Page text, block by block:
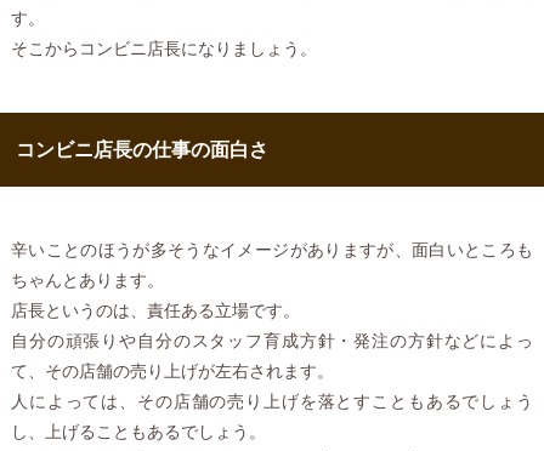
す。
そこからコンビニ店長になりましょう。
コンビニ店長の仕事の面白さ
辛いことのほうが多そうなイメージがありますが、面白いところも
ちゃんとあります。
店長というのは、責任ある立場です。
自分の頑張りや自分のスタッフ育成方針・発注の方針などによっ
て、その店舗の売り上げが左右されます。
人によっては、その店舗の売り上げを落とすこともあるでしょう
し、上げることもあるでしょう。